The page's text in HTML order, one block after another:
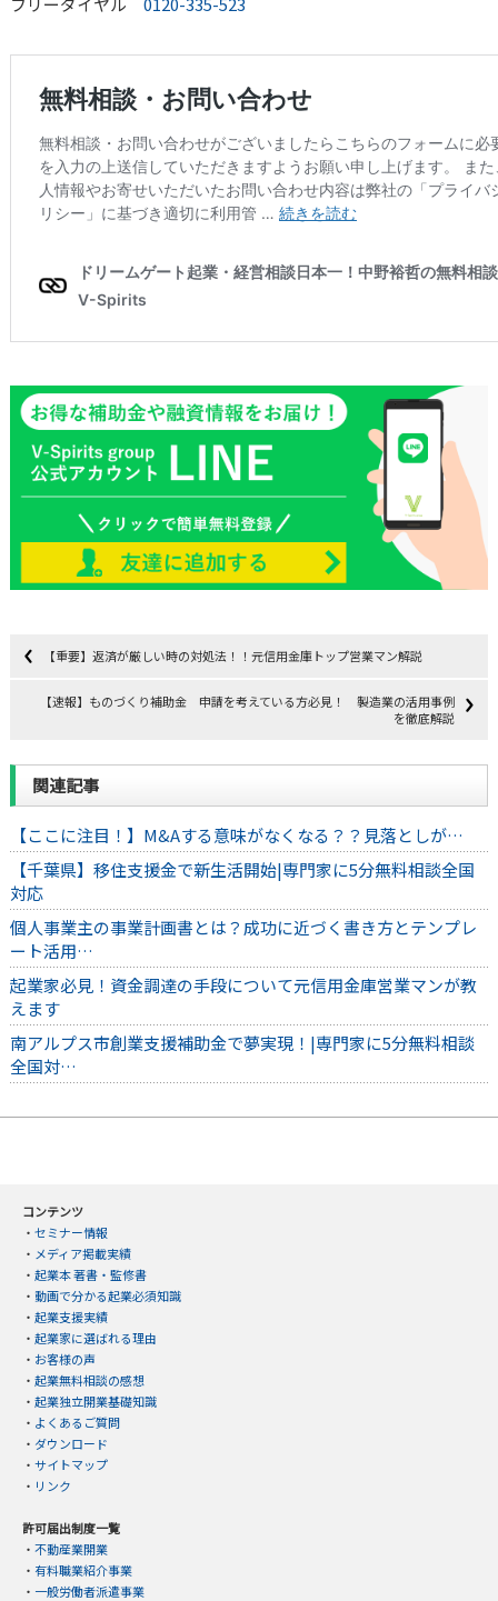
【重要】返済が厳しい時の対処法！！元信用金庫トップ営業マン解説
【速報】ものづくり補助金 申請を考えている方必見！ 製造業の活用事例
を徹底解説
関連記事
【ここに注目！】M&Aする意味がなくなる？？見落としが…
【千葉県】移住支援金で新生活開始|専門家に5分無料相談全国
対応
個人事業主の事業計画書とは？成功に近づく書き方とテンプレ
ート活用…
起業家必見！資金調達の手段について元信用金庫営業マンが教
えます
南アルプス市創業支援補助金で夢実現！|専門家に5分無料相談
全国対…
コンテンツ
・ セミナー情報
・ メディア掲載実績
・ 起業本 著書・監修書
・ 動画で分かる起業必須知識
・ 起業支援実績
・ 起業家に選ばれる理由
・ お客様の声
・ 起業無料相談の感想
・ 起業独立開業基礎知識
・ よくあるご質問
・ ダウンロード
・ サイトマップ
・ リンク
許可届出制度一覧
・ 不動産業開業
・ 有料職業紹介事業
・ 一般労働者派遣事業